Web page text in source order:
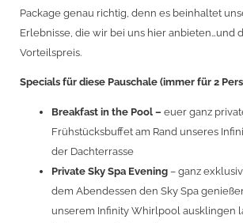
Package genau richtig, denn es beinhaltet
Erlebnisse, die wir bei uns hier anbieten…und
Vorteilspreis.
Specials für diese Pauschale (immer für 2
Breakfast in the Pool – euer ganz
Frühstücksbuffet am Rand unseres
der Dachterrasse
Private Sky Spa Evening – ganz
dem Abendessen den Sky Spa
unserem Infinity Whirlpool ausklingen